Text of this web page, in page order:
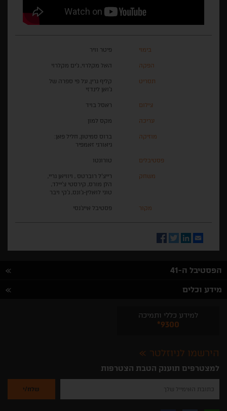
בימוי פיטר וויר
הפקה האל מקלרוי, ג'ים מקלרוי
תסריט
קליף גרין, על פי ספרה של
ג'ואן לינדזי
צילום ראסל בויד
עריכה מקס למון
מוזיקה
ברוס סמיטון, חליל פאן:
גיאורגי זאמפיר
פסטיבלים טורונטו
משחק
רייצ'ל רוברטס , ויוויאן גריי,
הלן מורס, קירסטי צ'יילד,
טוני לואלין-ג'ונס, ג'קי ויבר
מקור פסטיבל אייג'נסי
Email
LinkedIn
Twitter
Facebook
הפסטיבל ה-41
מידע וכלים
למידע כללי ותמיכה
*9300
הירשמו לניוזלטר
למצטרפים תוענק הטבת הצטרפות
להזין